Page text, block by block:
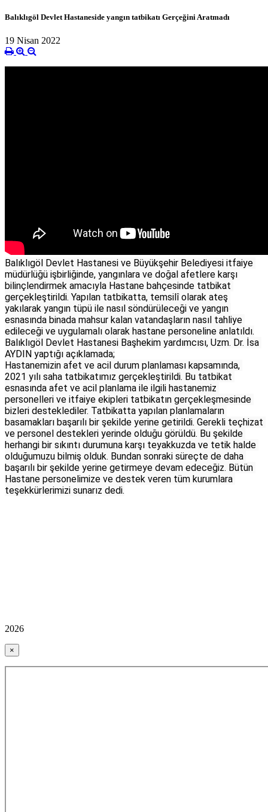
Balıklıgöl Devlet Hastaneside yangın tatbikatı Gerçeğini Aratmadı
19 Nisan 2022
Balıklıgöl Devlet Hastanesi ve Büyükşehir Belediyesi itfaiye
müdürlüğü işbirliğinde, yangınlara ve doğal afetlere karşı
bilinçlendirmek amacıyla Hastane bahçesinde tatbikat
gerçekleştirildi. Yapılan tatbikatta, temsilî olarak ateş
yakılarak yangın tüpü ile nasıl söndürüleceği ve yangın
esnasında binada mahsur kalan vatandaşların nasıl tahliye
edileceği ve uygulamalı olarak hastane personeline anlatıldı.
Balıklıgöl Devlet Hastanesi Başhekim yardımcısı, Uzm. Dr. İsa
AYDIN yaptığı açıklamada;
Hastanemizin afet ve acil durum planlaması kapsamında,
2021 yılı saha tatbikatımız gerçekleştirildi. Bu tatbikat
esnasında afet ve acil planlama ile ilgili hastanemiz
personelleri ve itfaiye ekipleri tatbikatın gerçekleşmesinde
bizleri desteklediler. Tatbikatta yapılan planlamaların
basamakları başarılı bir şekilde yerine getirildi. Gerekli teçhizat
ve personel destekleri yerinde olduğu görüldü. Bu şekilde
herhangi bir sıkıntı durumuna karşı teyakkuzda ve tetik halde
olduğumuzu bilmiş olduk. Bundan sonraki süreçte de daha
başarılı bir şekilde yerine getirmeye devam edeceğiz. Bütün
Hastane personelimize ve destek veren tüm kurumlara
teşekkürlerimizi sunarız dedi.
2026
×